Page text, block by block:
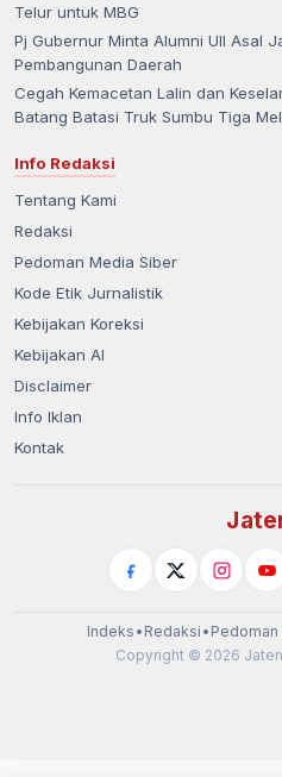
Telur untuk MBG
Pj Gubernur Minta Alumni UII Asal
Pembangunan Daerah
Cegah Kemacetan Lalin dan
Batang Batasi Truk Sumbu Tiga
Info Redaksi
Tentang Kami
Redaksi
Pedoman Media Siber
Kode Etik Jurnalistik
Kebijakan Koreksi
Kebijakan AI
Disclaimer
Info Iklan
Kontak
Indeks • Redaksi •
Copyright © 2026